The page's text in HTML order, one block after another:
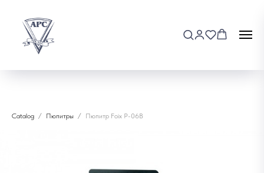
Catalog Пюпитры Пюпитр Foix P-06B